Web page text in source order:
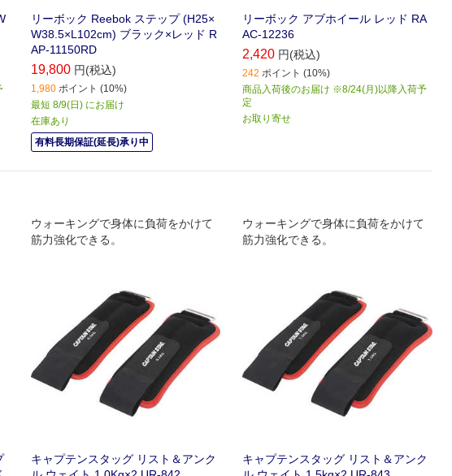
リーボック Reebok ステップ (H25×
W38.5×L102cm) ブラック×レッド R
AP-11150RD
19,800 円(税込)
1,980 ポイント (10%)
最短 8/9(日) にお届け
在庫あり
有料長期保証(延長)承り中
リーボック アブホイール レッド RA
AC-12236
2,420 円(税込)
242 ポイント (10%)
商品入荷後のお届け ※8/24(月)以降入荷予
定
お取り寄せ
ウォーキングで身体に負荷をかけて
筋力強化できる。
キャプテンスタッグ リスト＆アンク
ウォーキングで身体に負荷をかけて
筋力強化できる。
キャプテンスタッグ リスト＆アンク